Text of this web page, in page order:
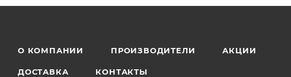
О КОМПАНИИ ПРОИЗВОДИТЕЛИ АКЦИИ
ДОСТАВКА КОНТАКТЫ